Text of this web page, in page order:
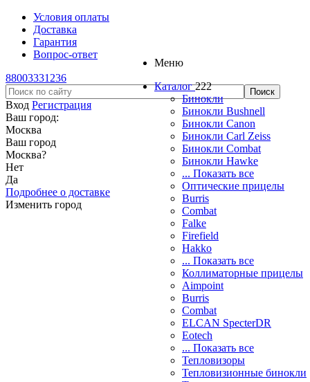
Условия оплаты
Доставка
Гарантия
Вопрос-ответ
88003331236
Вход Регистрация
Ваш город:
Москва
Ваш город
Москва?
Нет
Да
Подробнее о доставке
Изменить город
Меню
Каталог 222
Бинокли
Бинокли Bushnell
Бинокли Canon
Бинокли Carl Zeiss
Бинокли Combat
Бинокли Hawke
... Показать все
Оптические прицелы
Burris
Combat
Falke
Firefield
Hakko
... Показать все
Коллиматорные прицелы
Aimpoint
Burris
Combat
ELCAN SpecterDR
Eotech
... Показать все
Тепловизоры
Тепловизионные бинокли